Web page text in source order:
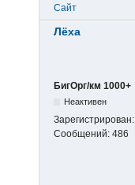
Сайт
Лёха
БигОрг/км 1000+
Неактивен
Зарегистрирован:
Сообщений: 486